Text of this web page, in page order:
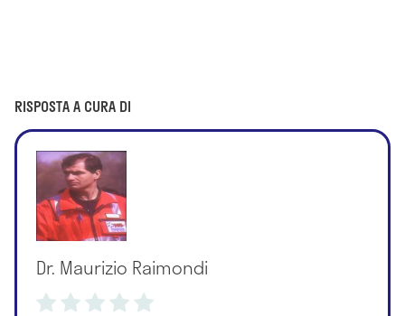
RISPOSTA A CURA DI
Dr. Maurizio Raimondi